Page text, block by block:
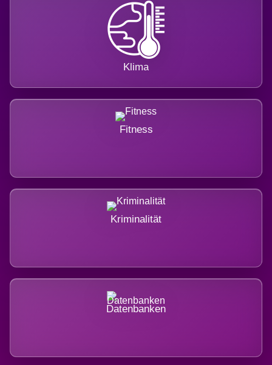
Klima
Fitness
Kriminalität
Datenbanken